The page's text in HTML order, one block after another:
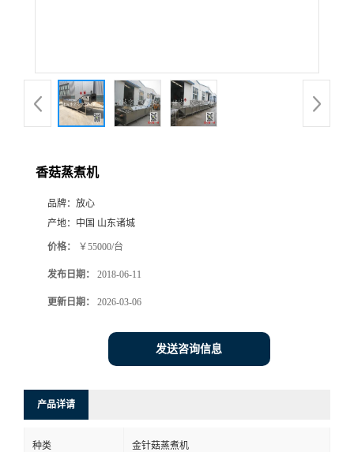
香菇蒸煮机
品牌： 放心
产地： 中国 山东诸城
价格： ￥55000/台
发布日期： 2018-06-11
更新日期： 2026-03-06
发送咨询信息
产品详请
种类 金针菇蒸煮机